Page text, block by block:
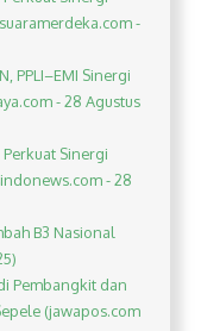
-
PPLI–EMI Sinergi
- 28 Agustus
Perkuat Sinergi
- 28
B3 Nasional
Pembangkit dan
(jawapos.com